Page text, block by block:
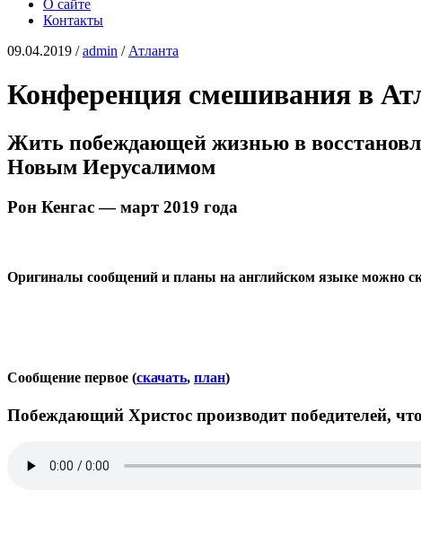
О сайте
Контакты
09.04.2019 /admin / Атланта
Конференция смешивания в
Жить побеждающей жизнью в
Новым Иерусалимом
Рон Кенгас — март 2019 года
Оригиналы сообщений и планы на английском языке можно
Сообщение первое (скачать, план)
Побеждающий Христос производит победителей,